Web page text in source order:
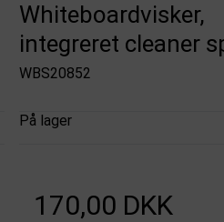
Whiteboardvisker,
integreret cleaner
WBS20852
På lager
170,00 DKK